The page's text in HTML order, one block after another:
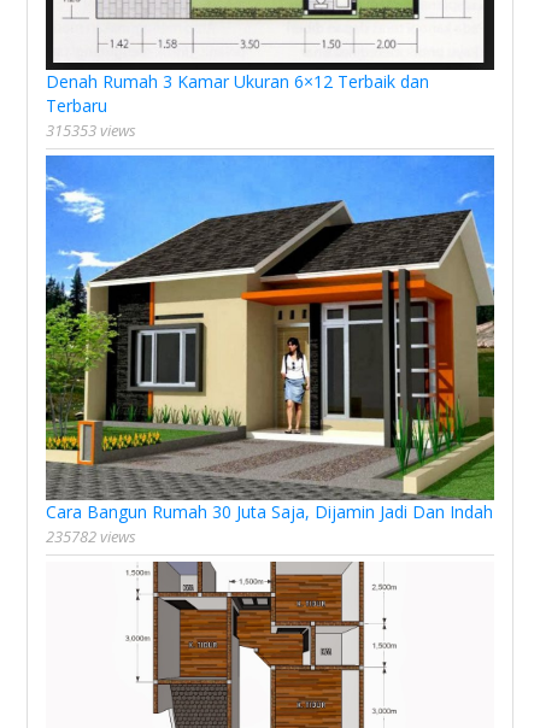
Denah Rumah 3 Kamar Ukuran 6×12 Terbaik dan
Terbaru
315353 views
Cara Bangun Rumah 30 Juta Saja, Dijamin Jadi Dan Indah
235782 views